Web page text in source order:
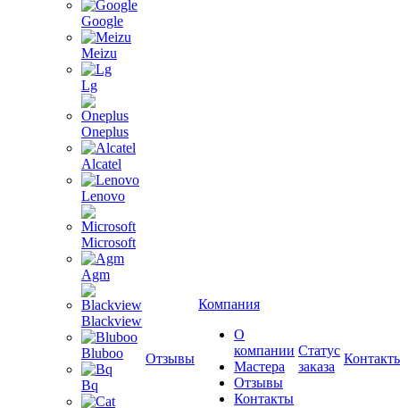
Google
Meizu
Lg
Oneplus
Alcatel
Lenovo
Microsoft
Agm
Blackview
Bluboo
Bq
Отзывы
Компания
О
компании
Мастера
Отзывы
Контакты
Статус
заказа